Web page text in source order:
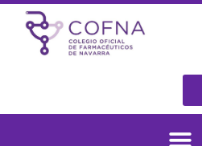
Skip
content